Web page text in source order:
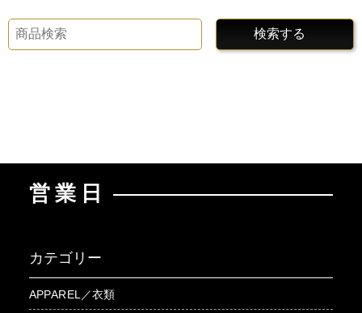
検索する
営業日
カテゴリー
APPAREL／衣類